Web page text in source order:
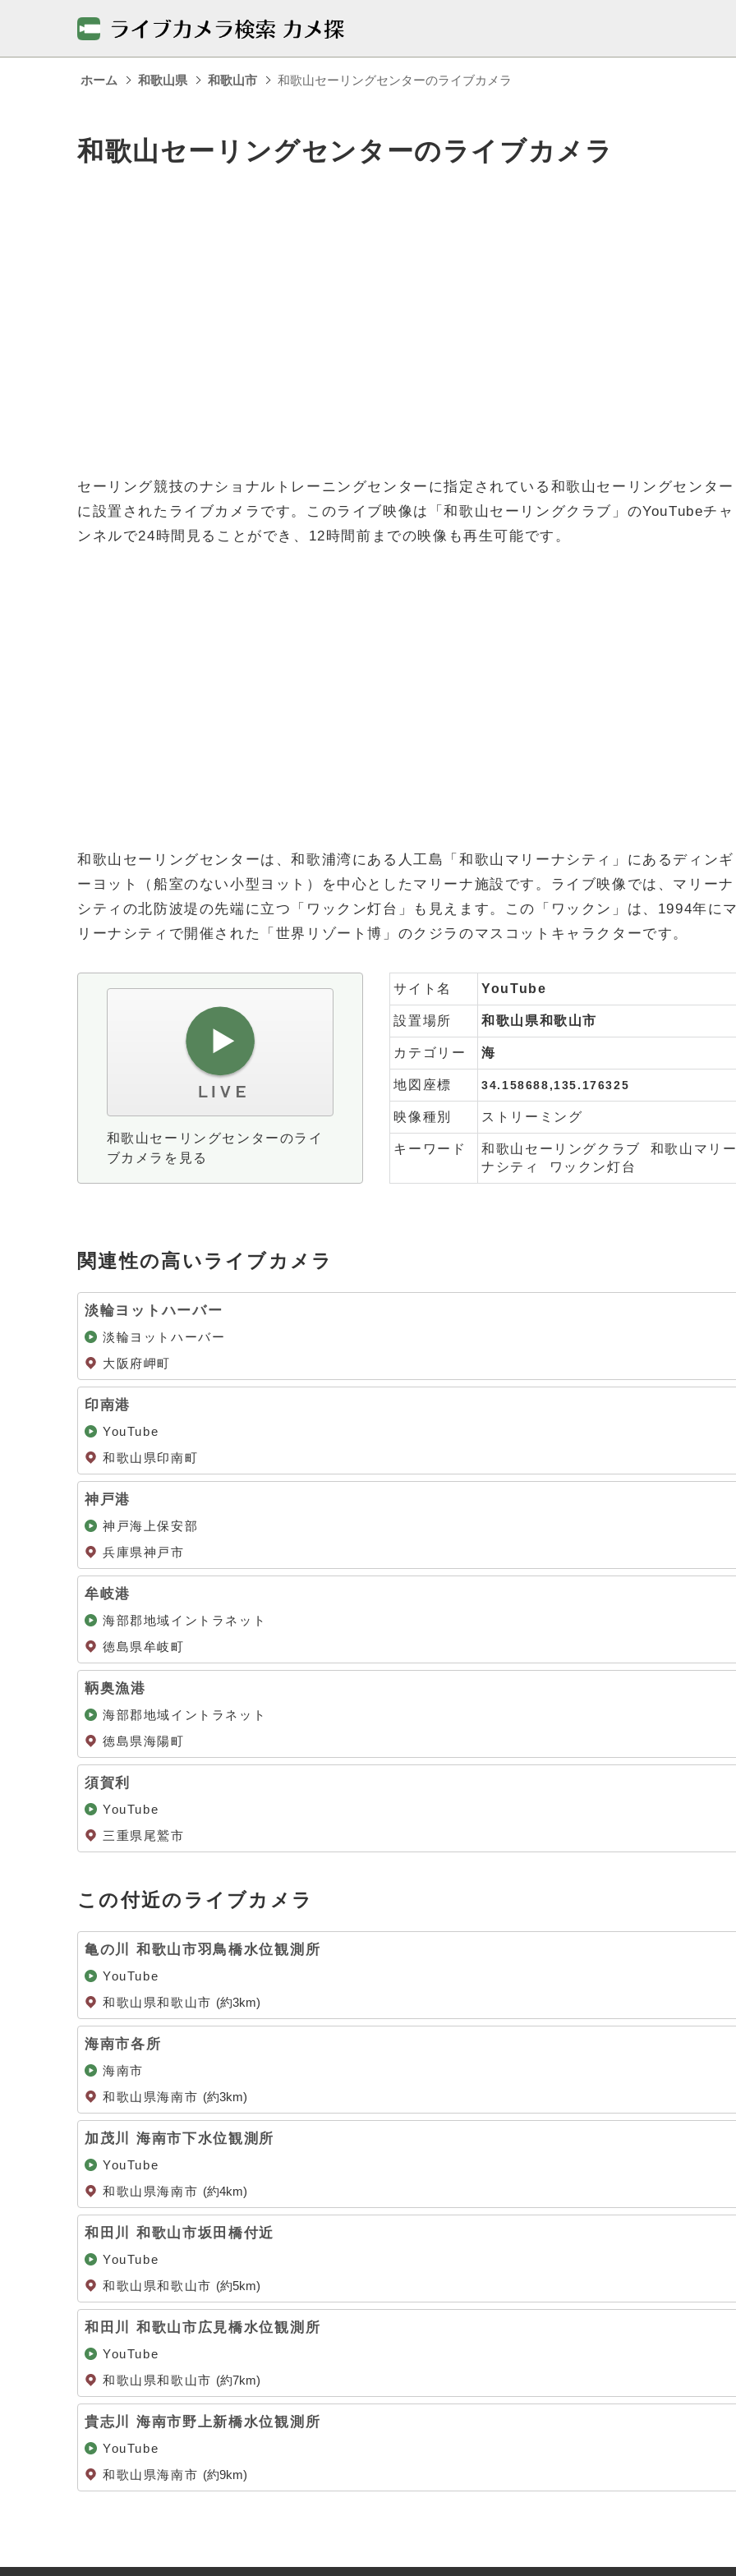
ホーム 和歌山県 和歌山市 和歌山セーリングセンターのライブカメラ
和歌山セーリングセンターのライブカメラ
セーリング競技のナショナルトレーニングセンターに指定されている和歌山セーリングセンター
に設置されたライブカメラです。このライブ映像は「和歌山セーリングクラブ」のYouTubeチャ
ンネルで24時間見ることができ、12時間前までの映像も再生可能です。
和歌山セーリングセンターは、和歌浦湾にある人工島「和歌山マリーナシティ」にあるディンギ
ーヨット（船室のない小型ヨット）を中心としたマリーナ施設です。ライブ映像では、マリーナ
シティの北防波堤の先端に立つ「ワックン灯台」も見えます。この「ワックン」は、1994年に
リーナシティで開催された「世界リゾート博」のクジラのマスコットキャラクターです。
和歌山セーリングセンターのライ
ブカメラを見る
サイト名 YouTube
設置場所 和歌山県和歌山市
カテゴリー 海
地図座標 34.158688,135.176325
映像種別 ストリーミング
キーワード 和歌山セーリングクラブ
和歌山マリ
ナシティ
ワックン灯台
関連性の高いライブカメラ
淡輪ヨットハーバー
淡輪ヨットハーバー
大阪府岬町
印南港
YouTube
和歌山県印南町
神戸港
神戸海上保安部
兵庫県神戸市
牟岐港
海部郡地域イントラネット
徳島県牟岐町
鞆奥漁港
海部郡地域イントラネット
徳島県海陽町
須賀利
YouTube
三重県尾鷲市
この付近のライブカメラ
亀の川 和歌山市羽鳥橋水位観測所
YouTube
和歌山県和歌山市 (約3km)
海南市各所
海南市
和歌山県海南市 (約3km)
加茂川 海南市下水位観測所
YouTube
和歌山県海南市 (約4km)
和田川 和歌山市坂田橋付近
YouTube
和歌山県和歌山市 (約5km)
和田川 和歌山市広見橋水位観測所
YouTube
和歌山県和歌山市 (約7km)
貴志川 海南市野上新橋水位観測所
YouTube
和歌山県海南市 (約9km)